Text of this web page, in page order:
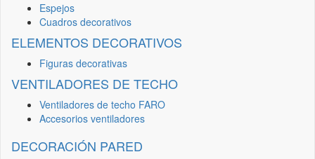
Espejos
Cuadros decorativos
ELEMENTOS DECORATIVOS
Figuras decorativas
VENTILADORES DE TECHO
Ventiladores de techo FARO
Accesorios ventiladores
DECORACIÓN PARED